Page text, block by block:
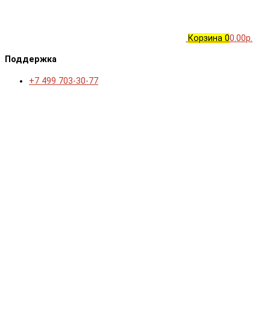
Корзина 00.00р.
Поддержка
+7 499 703-30-77